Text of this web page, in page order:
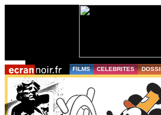
FILMS CELEBRITES